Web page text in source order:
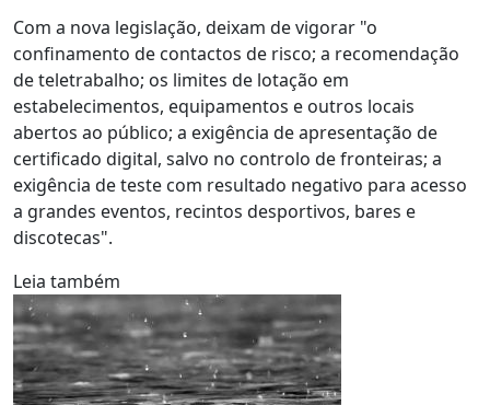
Com a nova legislação, deixam de vigorar "o
confinamento de contactos de risco; a recomendação
de teletrabalho; os limites de lotação em
estabelecimentos, equipamentos e outros locais
abertos ao público; a exigência de apresentação de
certificado digital, salvo no controlo de fronteiras; a
exigência de teste com resultado negativo para acesso
a grandes eventos, recintos desportivos, bares e
discotecas".
Leia também